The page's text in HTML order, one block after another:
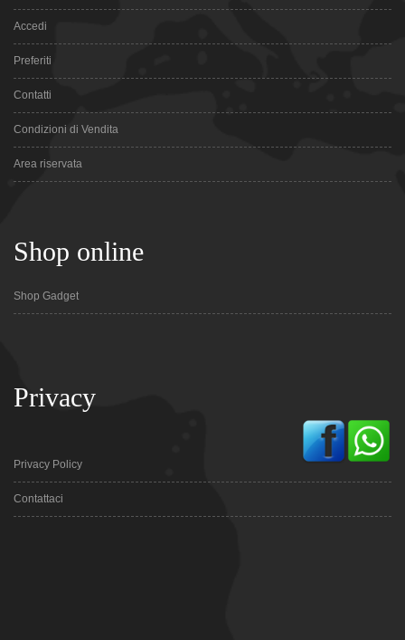
Accedi
Preferiti
Contatti
Condizioni di Vendita
Area riservata
Shop online
Shop Gadget
Privacy
Privacy Policy
Contattaci